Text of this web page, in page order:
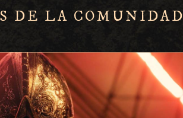
DE LA COMUNIDAD